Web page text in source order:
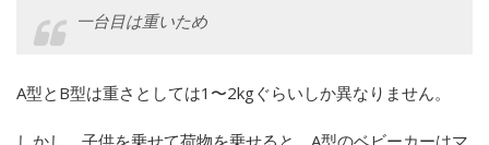
一台目は重いため
A型とB型は重さとしては1〜2kgぐらいしか異なりません。